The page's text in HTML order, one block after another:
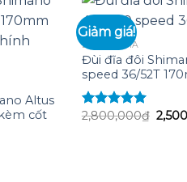
Altus
cốt
Giảm giá!
BỘ ĐÙI, ĐĨA
Đùi đĩa đôi
speed 36/52T
Được xếp
2,800,000₫ Giá
gốc